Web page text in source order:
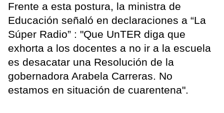
Frente a esta postura, la ministra de
Educación señaló en declaraciones a “La
Súper Radio” : "Que UnTER diga que
exhorta a los docentes a no ir a la escuela
es desacatar una Resolución de la
gobernadora Arabela Carreras. No
estamos en situación de cuarentena".